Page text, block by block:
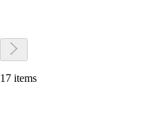
17 items